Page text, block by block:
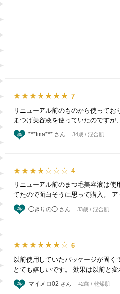
★★★★★★★ 7
リニューアル前のものから使って
まつげ美容液を使っていたのです
***tina*** さん 34歳 / 混合肌
★★★★☆☆☆ 4
リニューアル前のまつ毛美容液は
てたので面白そうに思って購入。
◯きりの◯ さん 33歳 / 混合肌
★★★★★★☆ 6
以前使用していたパッケージが固く
とても嬉しいです。 効果は以前と
マイメロ02 さん 42歳 / 乾燥肌